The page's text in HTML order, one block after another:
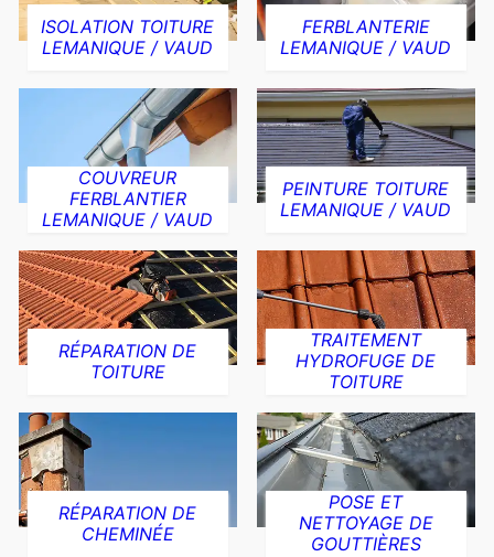
ISOLATION TOITURE
LEMANIQUE / VAUD
FERBLANTERIE
LEMANIQUE / VAUD
COUVREUR
FERBLANTIER
LEMANIQUE / VAUD
PEINTURE TOITURE
LEMANIQUE / VAUD
RÉPARATION DE
TOITURE
TRAITEMENT
HYDROFUGE DE
TOITURE
RÉPARATION DE
CHEMINÉE
POSE ET
NETTOYAGE DE
GOUTTIÈRES